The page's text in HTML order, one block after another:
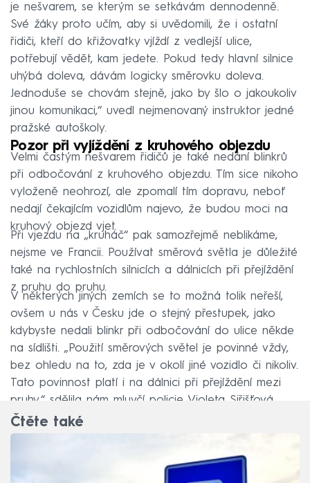
je nešvarem, se kterým se setkávám dennodenně.
Své žáky proto učím, aby si uvědomili, že i ostatní
řidiči, kteří do křižovatky vjíždí z vedlejší ulice,
potřebují vědět, kam jedete. Pokud tedy hlavní silnice
uhýbá doleva, dávám logicky směrovku doleva.
Jednoduše se chovám stejně, jako by šlo o jakoukoliv
jinou komunikaci,“ uvedl nejmenovaný instruktor jedné
pražské autoškoly.
Pozor při vyjíždění z kruhového objezdu
Velmi častým nešvarem řidičů je také nedání blinkrů
při odbočování z kruhového objezdu. Tím sice nikoho
vyloženě neohrozí, ale zpomalí tím dopravu, neboť
nedají čekajícím vozidlům najevo, že budou moci na
kruhový objezd vjet.
Při vjezdu na „kruháč“ pak samozřejmě neblikáme,
nejsme ve Francii. Používat směrová světla je důležité
také na rychlostních silnicích a dálnicích při přejíždění
z pruhu do pruhu.
V některých jiných zemích se to možná tolik neřeší,
ovšem u nás v Česku jde o stejný přestupek, jako
kdybyste nedali blinkr při odbočování do ulice někde
na sídlišti. „Použití směrových světel je povinné vždy,
bez ohledu na to, zda je v okolí jiné vozidlo či nikoliv.
Tato povinnost platí i na dálnici při přejíždění mezi
pruhy,“ sdělila nám mluvčí policie Violeta Siřišťová.
Čtěte také